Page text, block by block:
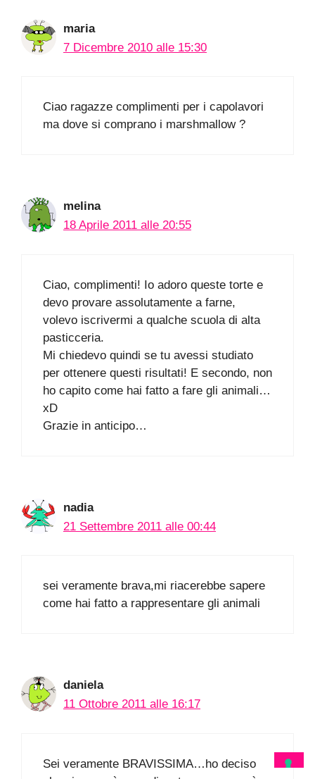
maria
7 Dicembre 2010 alle 15:30
Ciao ragazze complimenti per i capolavori
ma dove si comprano i marshmallow ?
melina
18 Aprile 2011 alle 20:55
Ciao, complimenti! Io adoro queste torte e
devo provare assolutamente a farne,
volevo iscrivermi a qualche scuola di alta
pasticceria.
Mi chiedevo quindi se tu avessi studiato
per ottenere questi risultati! E secondo, non
ho capito come hai fatto a fare gli animali…
xD
Grazie in anticipo…
nadia
21 Settembre 2011 alle 00:44
sei veramente brava,mi riacerebbe sapere
come hai fatto a rappresentare gli animali
daniela
11 Ottobre 2011 alle 16:17
Sei veramente BRAVISSIMA…ho deciso